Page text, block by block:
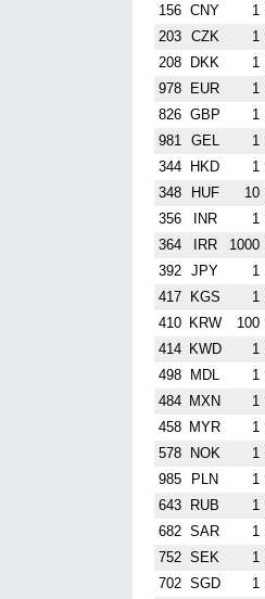
156 CNY 1
203
CZK 1
208
DKK 1
978
EUR 1
826 GBP 1
981
GEL 1
344
HKD 1
348
HUF 10
356
INR 1
364
IRR 1000
392
JPY 1
417
KGS 1
410
KRW 100
414
KWD 1
498
MDL 1
484
MXN 1
458
MYR 1
578
NOK 1
985
PLN 1
643
RUB 1
682 SAR 1
752 SEK 1
702 SGD 1